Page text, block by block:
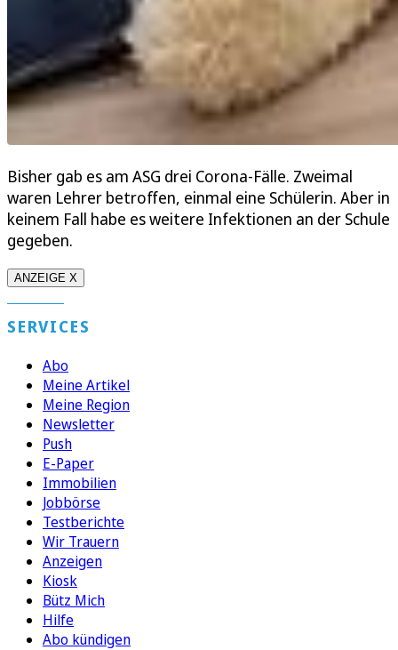
Bisher gab es am ASG drei Corona-Fälle. Zweimal
waren Lehrer betroffen, einmal eine Schülerin. Aber in
keinem Fall habe es weitere Infektionen an der Schule
gegeben.
ANZEIGE X
SERVICES
Abo
Meine Artikel
Meine Region
Newsletter
Push
E-Paper
Immobilien
Jobbörse
Testberichte
Wir Trauern
Anzeigen
Kiosk
Bütz Mich
Hilfe
Abo kündigen